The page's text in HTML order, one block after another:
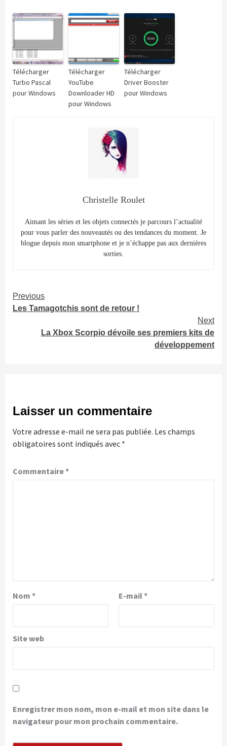
Télécharger
Turbo Pascal
pour Windows
Télécharger
YouTube
Downloader HD
pour Windows
Télécharger
Driver Booster
pour Windows
Christelle Roulet
Aimant les séries et les objets connectés je parcours l’actualité
pour vous parler des nouveautés ou des tendances du moment. Je
blogue depuis mon smartphone et je n’échappe pas aux dernières
sorties.
Continue
Reading
Previous
Les Tamagotchis sont de retour !
Next
La Xbox Scorpio dévoile ses premiers kits de
développement
Laisser un commentaire
Votre adresse e-mail ne sera pas publiée. Les champs
obligatoires sont indiqués avec *
Commentaire*
Nom * E-mail *
Site web
Enregistrer mon nom, mon e-mail et mon site dans le
navigateur pour mon prochain commentaire.